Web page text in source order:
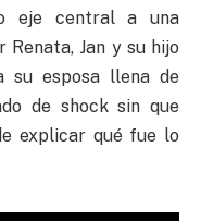
eje central a una
Jan y su hijo
su esposa llena de
de shock sin que
explicar qué fue lo